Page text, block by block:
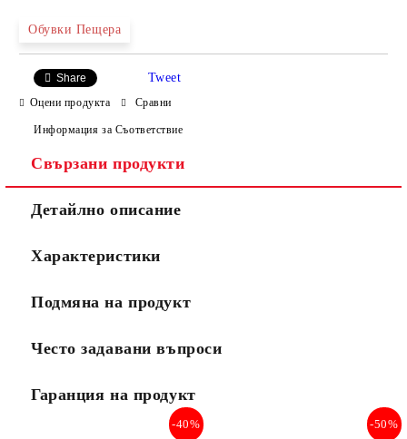
Ние ще се свържем с вас в рамките на работния ден.
Обувки Пещера
Share Tweet
Оцени продукта Сравни
Информация за Съответствие
Свързани продукти
Детайлно описание
Характеристики
Подмяна на продукт
Често задавани въпроси
Гаранция на продукт
-40% -50%